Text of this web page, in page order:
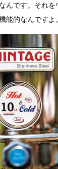
んです。それを
能的なんですよ